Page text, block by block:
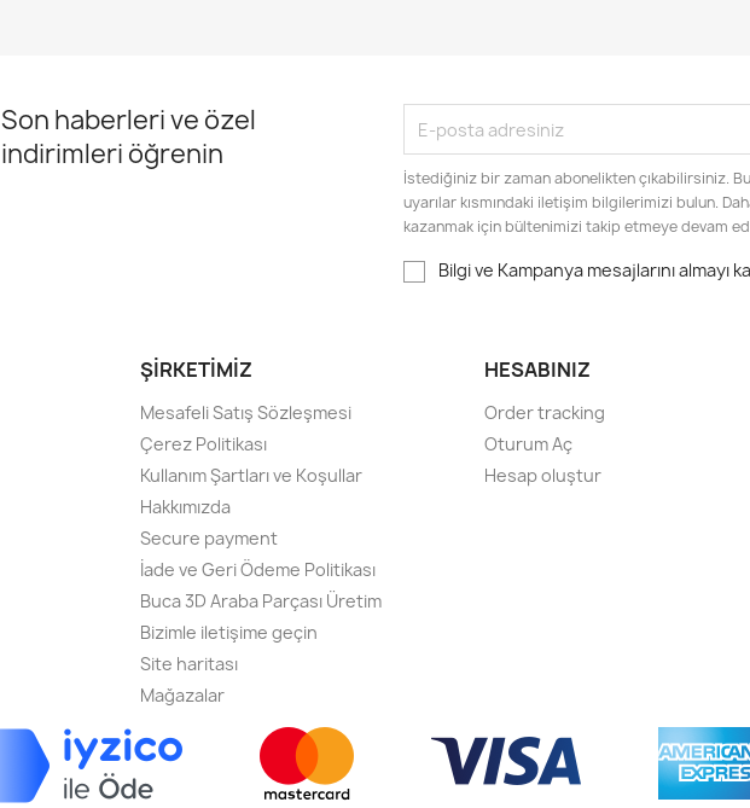
Son haberleri ve özel
indirimleri öğrenin
İstediğiniz bir zaman abonelikten çıkabilirsiniz.
uyarılar kısmındaki iletişim bilgilerimizi bulun.
kazanmak için bültenimizi takip etmeye devam
Bilgi ve Kampanya mesajlarını almayı
ŞIRKETIMIZ
Mesafeli Satış Sözleşmesi
Çerez Politikası
Kullanım Şartları ve Koşullar
Hakkımızda
Secure payment
İade ve Geri Ödeme Politikası
Buca 3D Araba Parçası Üretim
Bizimle iletişime geçin
Site haritası
Mağazalar
HESABINIZ
Order tracking
Oturum Aç
Hesap oluştur